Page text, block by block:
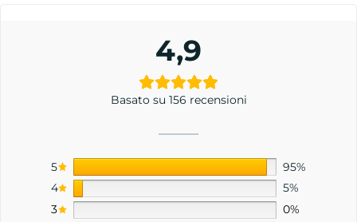
4,9
Basato su 156 recensioni
5
95%
4
5%
3
0%